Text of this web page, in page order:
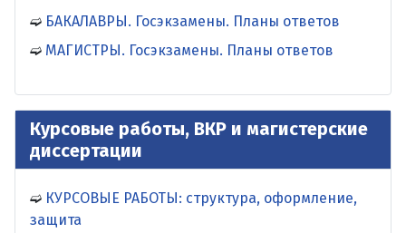
БАКАЛАВРЫ. Госэкзамены. Планы ответов
МАГИСТРЫ. Госэкзамены. Планы ответов
Курсовые работы, ВКР и магистерские
диссертации
КУРСОВЫЕ РАБОТЫ: структура, оформление,
защита